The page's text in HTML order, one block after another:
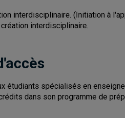
interdisciplinaire. (Initiation à
interdisciplinaire.
étudiants spécialisés en
dans son programme de